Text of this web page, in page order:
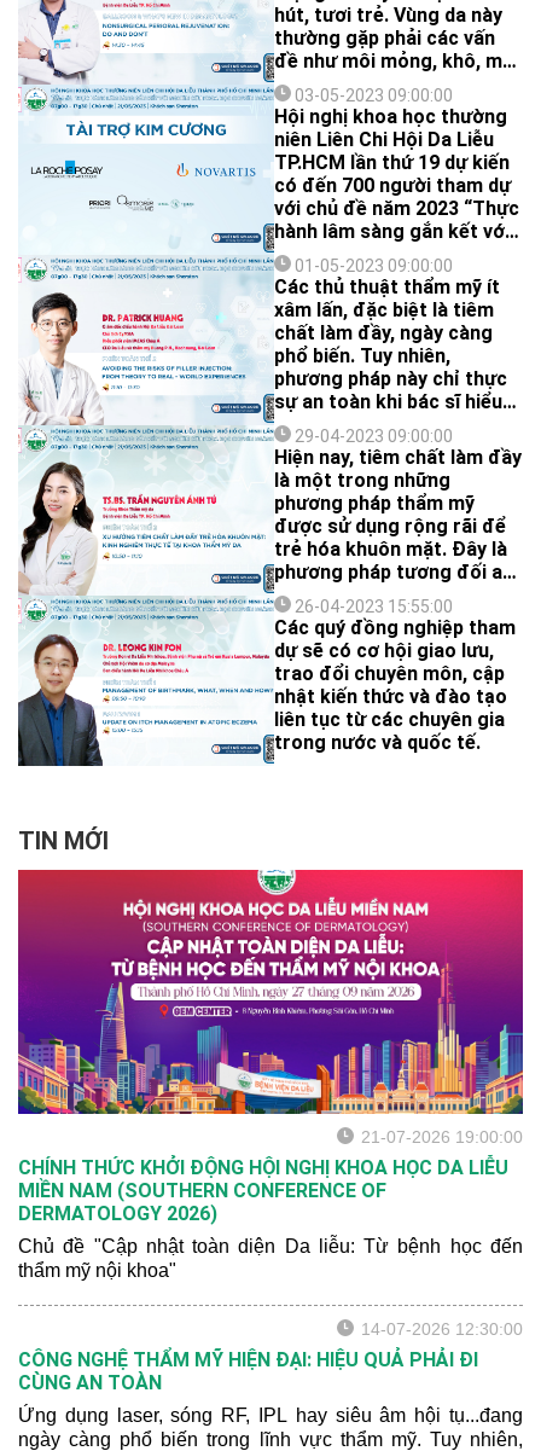
ban da ở vùng mặc tã, điều
trị laser ở trẻ em,... Tại hội
nghị, quý đồng nghiệp có
cơ hội cập nhật kiến thức
và trao đổi kinh nghiệm
chuyên môn với các chuyên
gia trong lĩnh vực da liễu
nhi khoa - một trong những
lĩnh vực chuyên sâu trong
chuyên ngành da liễu.
hút, tươi trẻ. Vùng da này
thường gặp phải các vấn
đề như môi mỏng, khô, mất
đường nét môi hay nếp
nhăn quanh miệng, rãnh
mũi má sâu và các nếp
nhăn Marionette. Vì vậy, trẻ
hóa da vùng quanh miệng là
một nhu cầu rất thường
gặp, đặc biệt ở lứa tuổi
trung niên.
03-05-2023 09:00:00
Hội nghị khoa học thường
niên Liên Chi Hội Da Liễu
TP.HCM lần thứ 19 dự kiến
có đến 700 người tham dự
với chủ đề năm 2023 “Thực
hành lâm sàng gắn kết với
nghiên cứu khoa học
chuyên ngành da liễu” vừa
là dịp để cập nhật kiến thức
chuyên sâu, vừa là cơ hội
để các công ty, thương
hiệu dược mỹ phẩm, trang
thiết bị y tế giới thiệu sản
phẩm mới.
01-05-2023 09:00:00
Các thủ thuật thẩm mỹ ít
xâm lấn, đặc biệt là tiêm
chất làm đầy, ngày càng
phổ biến. Tuy nhiên,
phương pháp này chỉ thực
sự an toàn khi bác sĩ hiểu
rõ những yếu tố nguy cơ từ
lý thuyết đến thực hành.
29-04-2023 09:00:00
Hiện nay, tiêm chất làm đầy
là một trong những
phương pháp thẩm mỹ
được sử dụng rộng rãi để
trẻ hóa khuôn mặt. Đây là
phương pháp tương đối an
toàn, hiệu quả mà không
mất nhiều thời gian nghỉ
ngơi. Tuy nhiên, việc tiêm
chất làm đầy cần phải
được thực hiện bởi những
chuyên gia da liễu – thẩm
mỹ có kinh nghiệm và được
đào tạo chính quy, bài bản.
26-04-2023 15:55:00
Các quý đồng nghiệp tham
dự sẽ có cơ hội giao lưu,
trao đổi chuyên môn, cập
nhật kiến thức và đào tạo
liên tục từ các chuyên gia
trong nước và quốc tế.
TIN MỚI
21-07-2026 19:00:00
CHÍNH THỨC KHỞI ĐỘNG HỘI NGHỊ KHOA HỌC DA LIỄU
MIỀN NAM (SOUTHERN CONFERENCE OF
DERMATOLOGY 2026)
Chủ đề "Cập nhật toàn diện Da liễu: Từ bệnh học đến
thẩm mỹ nội khoa"
14-07-2026 12:30:00
CÔNG NGHỆ THẨM MỸ HIỆN ĐẠI: HIỆU QUẢ PHẢI ĐI
CÙNG AN TOÀN
Ứng dụng laser, sóng RF, IPL hay siêu âm hội tụ...đang
ngày càng phổ biến trong lĩnh vực thẩm mỹ. Tuy nhiên,